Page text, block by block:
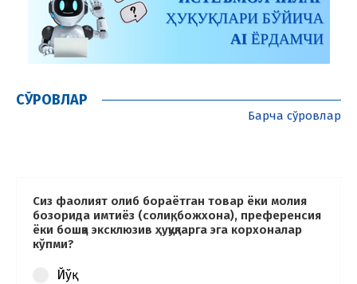
СЎРОВЛАР
Барча сўровлар
Сиз фаолият олиб бораётган товар ёки молия
бозорида имтиёз (солиқ, божхона), преференсия
ёки бошқа эксклюзив ҳуқуқларга эга корхоналар
кўпми?
Йўқ